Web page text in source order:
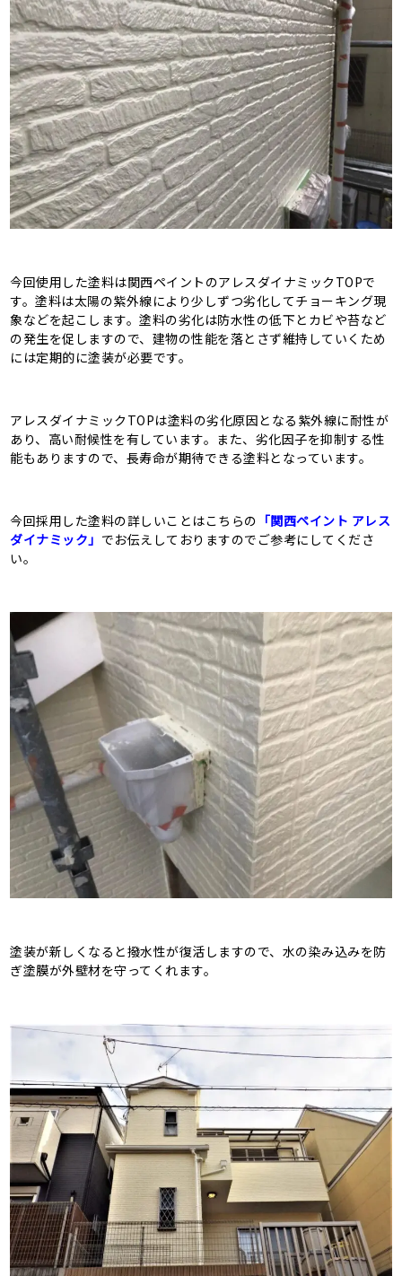
今回使用した塗料は関西ペイントのアレスダイナミックTOPで
す。塗料は太陽の紫外線により少しずつ劣化してチョーキング現
象などを起こします。塗料の劣化は防水性の低下とカビや苔など
の発生を促しますので、建物の性能を落とさず維持していくため
には定期的に塗装が必要です。
アレスダイナミックTOPは塗料の劣化原因となる紫外線に耐性が
あり、高い耐候性を有しています。また、劣化因子を抑制する性
能もありますので、長寿命が期待できる塗料となっています。
今回採用した塗料の詳しいことはこちらの 「関西ペイント アレス
ダイナミック」 でお伝えしておりますのでご参考にしてくださ
い。
塗装が新しくなると撥水性が復活しますので、水の染み込みを防
ぎ塗膜が外壁材を守ってくれます。